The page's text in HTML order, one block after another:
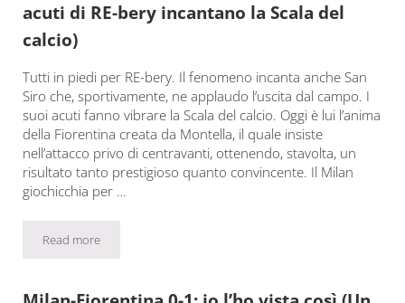
acuti di RE-bery incantano la Scala del
calcio)
Tutti in piedi per RE-bery. Il fenomeno incanta anche San
Siro che, sportivamente, ne applaudo l’uscita dal campo. I
suoi acuti fanno vibrare la Scala del calcio. Oggi è lui l’anima
della Fiorentina creata da Montella, il quale insiste
nell’attacco privo di centravanti, ottenendo, stavolta, un
risultato tanto prestigioso quanto convincente. Il Milan
giochicchia per …
Read moreMilan-Fiorentina 1-3: io l’ho vista così (Gli acuti di RE-bery